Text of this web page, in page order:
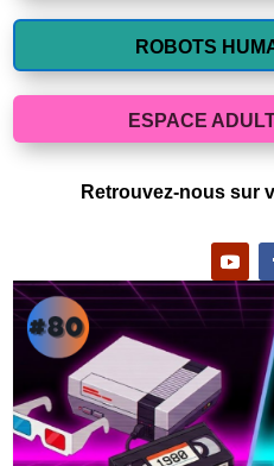
ROBOTS
ESPACE
Retrouvez-nous sur